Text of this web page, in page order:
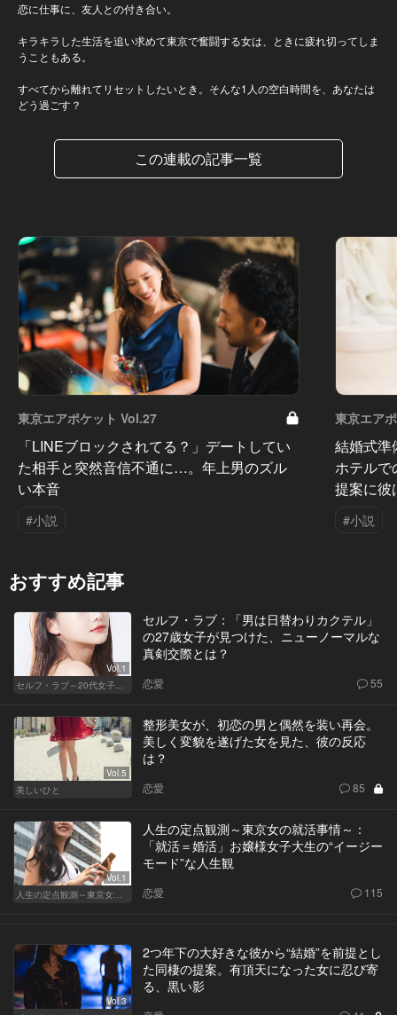
恋に仕事に、友人との付き合い。
キラキラした生活を追い求めて東京で奮闘する女は、ときに疲れ切ってしま
うこともある。
すべてから離れてリセットしたいとき。そんな1人の空白時間を、あなたは
どう過ごす？
この連載の記事一覧
東京エアポケット Vol.27
「LINEブロックされてる？」デートしてい
た相手と突然音信不通に…。年上男のズル
い本音
#小説
東京エア
結婚式準
ホテルで
提案に
#小説
おすすめ記事
Vol.1
セルフ・ラブ～20代女子の矛盾～
セルフ・ラブ：「男は日替わりカクテル」
の27歳女子が見つけた、ニューノーマルな
真剣交際とは？
恋愛 55
Vol.5
美しいひと
整形美女が、初恋の男と偶然を装い再会。
美しく変貌を遂げた女を見た、彼の反応
は？
恋愛 85
Vol.1
人生の定点観測～東京女の就活事情～
人生の定点観測～東京女の就活事情～：
「就活＝婚活」お嬢様女子大生の“イージー
モード”な人生観
恋愛 115
Vol.3
2つ年下の大好きな彼から“結婚”を前提とし
た同棲の提案。有頂天になった女に忍び寄
る、黒い影